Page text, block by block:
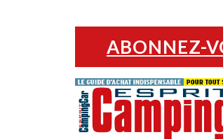
ABONNEZ-